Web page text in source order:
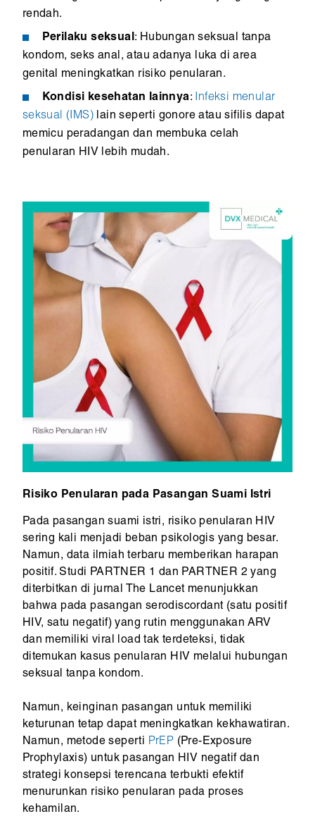
rendah.
Perilaku seksual: Hubungan seksual tanpa
kondom, seks anal, atau adanya luka di area
genital meningkatkan risiko penularan.
Kondisi kesehatan lainnya: Infeksi menular
seksual (IMS) lain seperti gonore atau sifilis dapat
memicu peradangan dan membuka celah
penularan HIV lebih mudah.
Risiko Penularan pada Pasangan Suami Istri
Pada pasangan suami istri, risiko penularan HIV
sering kali menjadi beban psikologis yang besar.
Namun, data ilmiah terbaru memberikan harapan
positif. Studi PARTNER 1 dan PARTNER 2 yang
diterbitkan di jurnal The Lancet menunjukkan
bahwa pada pasangan serodiscordant (satu positif
HIV, satu negatif) yang rutin menggunakan ARV
dan memiliki viral load tak terdeteksi, tidak
ditemukan kasus penularan HIV melalui hubungan
seksual tanpa kondom.
Namun, keinginan pasangan untuk memiliki
keturunan tetap dapat meningkatkan kekhawatiran.
Namun, metode seperti PrEP (Pre-Exposure
Prophylaxis) untuk pasangan HIV negatif dan
strategi konsepsi terencana terbukti efektif
menurunkan risiko penularan pada proses
kehamilan.